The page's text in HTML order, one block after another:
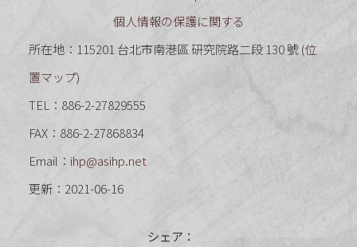
個人情報の保護に関する
所在地：115201 台北市南港區 研究院路二段 130 號 (位
置マップ)
TEL：886-2-27829555
FAX：886-2-27868834
Email： ihp@asihp.net
更新：2021-06-16
シェア：